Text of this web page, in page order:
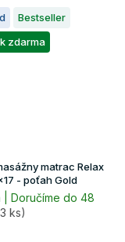
Bestseller
zdarma
matrac Relax
- poťah Gold
| Doručíme do 48
ks)